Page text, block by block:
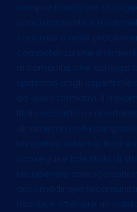
sempre maggiore di
concretamente e
concrete e nelle
competenza che è
di comunità, che coniuga
spaziano dagli aspetti
da quelli formativi. Il
titolo scolastico
dinamismo nella
lavorativo odierno; inoltre
conseguire tale titolo di
recuperare anni scolastici
risorse e ottenere un